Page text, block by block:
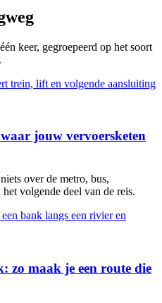
keer, gegroepeerd op het soort
jouw vervoersketen
over de metro, bus,
volgende deel van de reis.
zo maak je een route die